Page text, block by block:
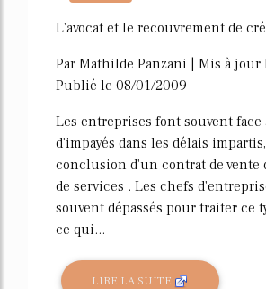
517%
L'avocat et le recouvrement de
Par Mathilde Panzani | Mis à jour
Publié le 08/01/2009
Les entreprises font souvent face
d'impayés dans les délais
conclusion d'un contrat de vente
de services . Les chefs
souvent dépassés pour traiter ce
ce qui...
LIRE LA SUITE